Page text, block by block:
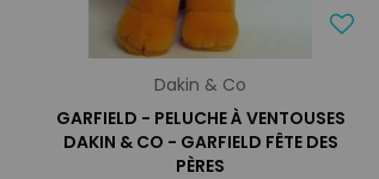
Dakin & Co
GARFIELD - PELUCHE À VENTOUSES
DAKIN & CO - GARFIELD FÊTE DES
PÈRES